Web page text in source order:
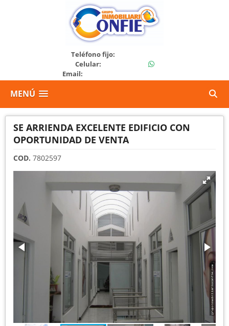
Teléfono fijo:
Celular: 3112410232
Email:
MENÚ
SE ARRIENDA EXCELENTE EDIFICIO CON
OPORTUNIDAD DE VENTA
COD. 7802597